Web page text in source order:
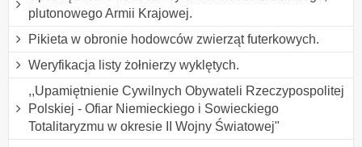
plutonowego Armii Krajowej.
Pikieta w obronie hodowców zwierząt futerkowych.
Weryfikacja listy żołnierzy wyklętych.
,,Upamiętnienie Cywilnych Obywateli Rzeczypospolitej
Polskiej - Ofiar Niemieckiego i Sowieckiego
Totalitaryzmu w okresie II Wojny Światowej"